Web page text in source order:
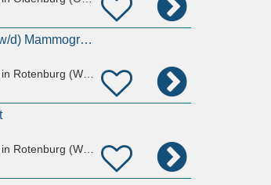
MTR/ MFA mit Röntgenschein (m/w/d) Mammographie
in Rotenburg (Wümme)
in Rotenburg (Wümme)